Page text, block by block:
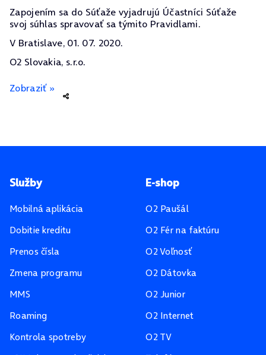
Zapojením sa do Súťaže vyjadrujú Účastníci Súťaže
svoj súhlas spravovať sa týmito Pravidlami.
V Bratislave, 01. 07. 2020.
O2 Slovakia, s.r.o.
Zobraziť »
Pätička stránky
Služby
Mobilná aplikácia
Dobitie kreditu
Prenos čísla
Zmena programu
MMS
Roaming
Kontrola spotreby
E-shop
O2 Paušál
O2 Fér na faktúru
O2 Voľnosť
O2 Dátovka
O2 Junior
O2 Internet
O2 TV